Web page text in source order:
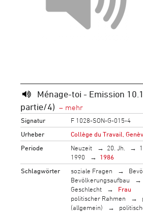
Ménage-toi - Emission
partie/4)
Signatur
F 1028-SON-G-015-4
Urheber
Collège du Travail,
Periode
Neuzeit 20. Jh.
1990
1986
Schlagwörter
soziale Fragen
Bevölkerungsaufbau
Geschlecht
Frau
politischer Rahmen
(allgemein)